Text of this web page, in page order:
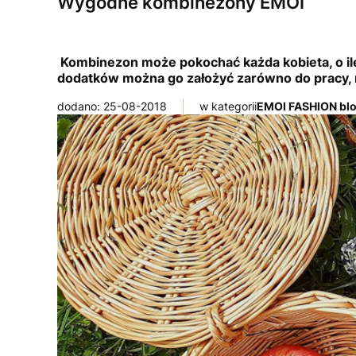
Kombinezon może pokochać każda kobieta, o
dodatków można go założyć zarówno do
dodano: 25-08-2018 w kategoriiEMOI FASHION